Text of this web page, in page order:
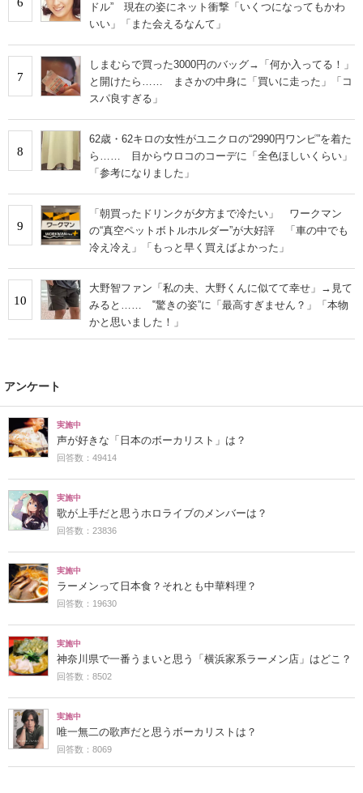
ドル” 現在の姿にネット衝撃「いくつになってもかわ
いい」「また会えるなんて」
7
しまむらで買った3000円のバッグ→「何か入ってる！」
と開けたら…… まさかの中身に「買いに走った」「コ
スパ良すぎる」
8
62歳・62キロの女性がユニクロの“2990円ワンピ”を着た
ら…… 目からウロコのコーデに「全色ほしいくらい」
「参考になりました」
9
「朝買ったドリンクが夕方まで冷たい」 ワークマン
の“真空ペットボトルホルダー”が大好評 「車の中でも
冷え冷え」「もっと早く買えばよかった」
10
大野智ファン「私の夫、大野くんに似てて幸せ」→見て
みると…… ‟驚きの姿”に「最高すぎません？」「本物
かと思いました！」
アンケート
実施中
声が好きな「日本のボーカリスト」は？
回答数：49414
実施中
歌が上手だと思うホロライブのメンバーは？
回答数：23836
実施中
ラーメンって日本食？それとも中華料理？
回答数：19630
実施中
神奈川県で一番うまいと思う「横浜家系ラーメン店」はどこ？
回答数：8502
実施中
唯一無二の歌声だと思うボーカリストは？
回答数：8069